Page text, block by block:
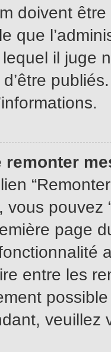
doivent
que
lequel il juge
remonter
pouvez
page
entre les
veuillez